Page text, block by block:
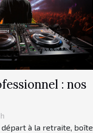
: nos
départ à la retraite, boîte